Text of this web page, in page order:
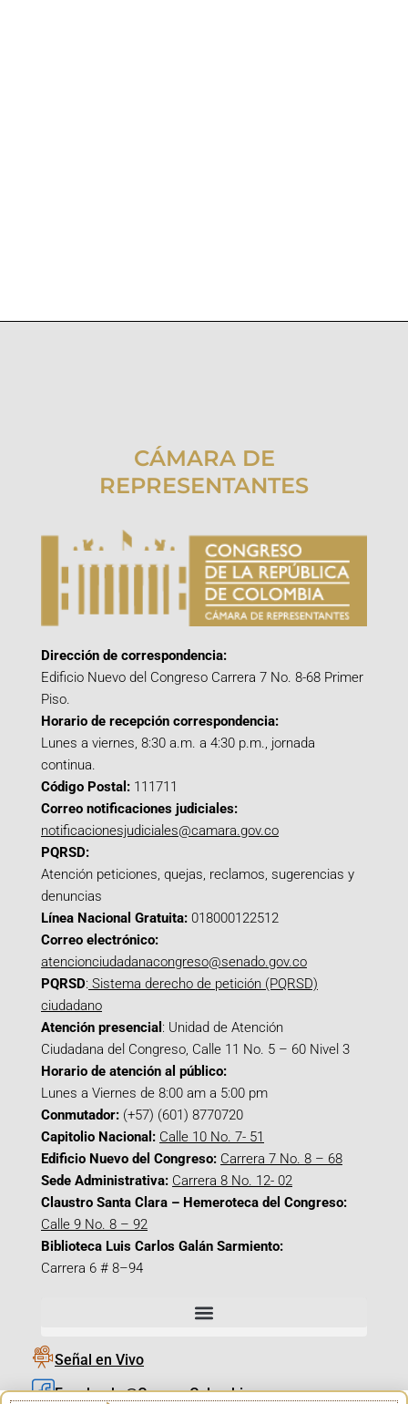
CÁMARA DE
REPRESENTANTES
Dirección de correspondencia:
Edificio Nuevo del Congreso Carrera 7 No. 8-68 Primer
Piso.
Horario de recepción correspondencia:
Lunes a viernes, 8:30 a.m. a 4:30 p.m., jornada
continua.
Código Postal: 111711
Correo notificaciones judiciales:
notificacionesjudiciales@camara.gov.co
PQRSD:
Atención peticiones, quejas, reclamos, sugerencias y
denuncias
Línea Nacional Gratuita: 018000122512
Correo electrónico:
atencionciudadanacongreso@senado.gov.co
PQRSD: Sistema derecho de petición (PQRSD)
ciudadano
Atención presencial : Unidad de Atención
Ciudadana del Congreso, Calle 11 No. 5 – 60 Nivel 3
Horario de atención al público:
Lunes a Viernes de 8:00 am a 5:00 pm
Conmutador: (+57) (601) 8770720
Capitolio Nacional: Calle 10 No. 7- 51
Edificio Nuevo del Congreso: Carrera 7 No. 8 – 68
Sede Administrativa: Carrera 8 No. 12- 02
Claustro Santa Clara – Hemeroteca del Congreso:
Calle 9 No. 8 – 92
Biblioteca Luis Carlos Galán Sarmiento:
Carrera 6 # 8–94
Señal en Vivo
Facebook_@CamaraColombia